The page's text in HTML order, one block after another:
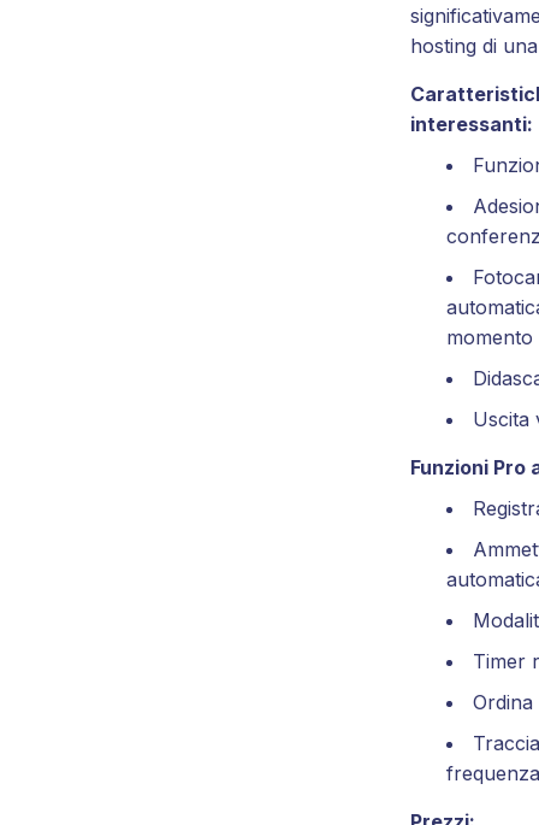
hosting di
interessanti:
momento
Uscita
Funzioni Pro
Timer
frequenza